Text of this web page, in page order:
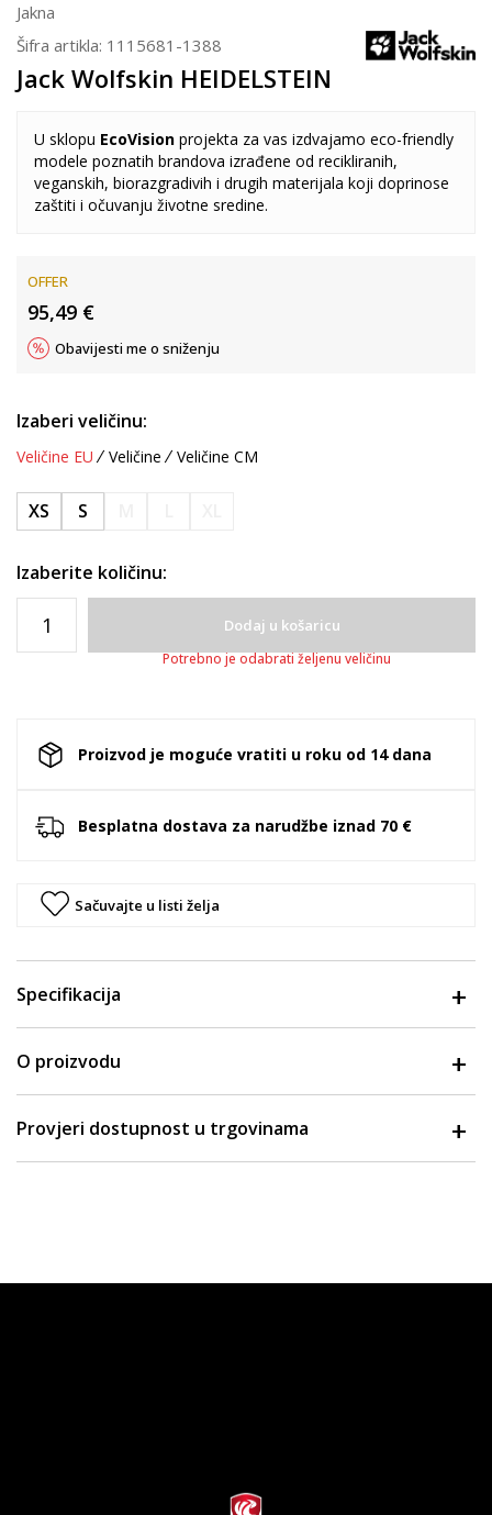
Jakna
Šifra artikla: 1115681-1388
Jack Wolfskin HEIDELSTEIN
U sklopu EcoVision projekta za vas izdvajamo eco-friendly
modele poznatih brandova izrađene od recikliranih,
veganskih, biorazgradivih i drugih materijala koji doprinose
zaštiti i očuvanju životne sredine.
OFFER
95,49 €
Obavijesti me o sniženju
Izaberi veličinu:
Veličine EU Veličine Veličine CM
XS S
Izaberite količinu:
Dodaj u košaricu
Potrebno je odabrati željenu veličinu
Proizvod je moguće vratiti u roku od 14 dana
Besplatna dostava za narudžbe iznad 70 €
Sačuvajte u listi želja
Specifikacija
O proizvodu
Provjeri dostupnost u trgovinama